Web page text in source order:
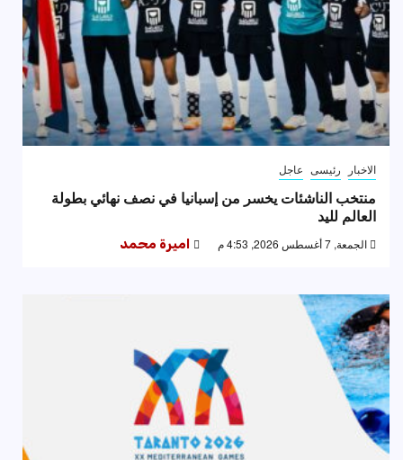
الاخبار رئيسى عاجل
منتخب الناشئات يخسر من إسبانيا في نصف نهائي بطولة
العالم لليد
الجمعة, 7 أغسطس 2026, 4:53 م اميرة محمد